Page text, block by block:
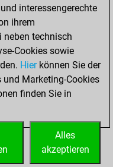
0
0
interessengerechte
ihrem
neben technisch
Cookies sowie
Hierkönnen Sie der
und Marketing-Cookies
finden Sie in
Alles
akzeptieren